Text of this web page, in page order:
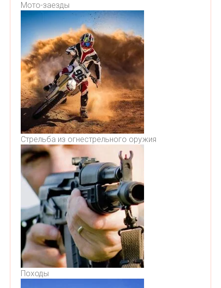
Мото-заезды
Стрельба из огнестрельного оружия
Походы